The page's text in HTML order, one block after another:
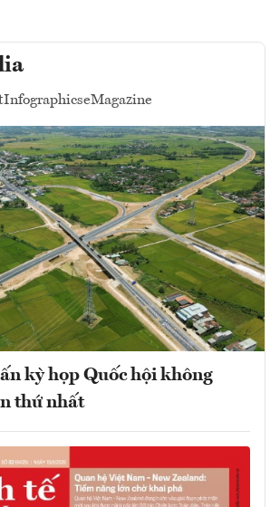
InfographicseMagazine
kỳ họp Quốc hội không
thứ nhất